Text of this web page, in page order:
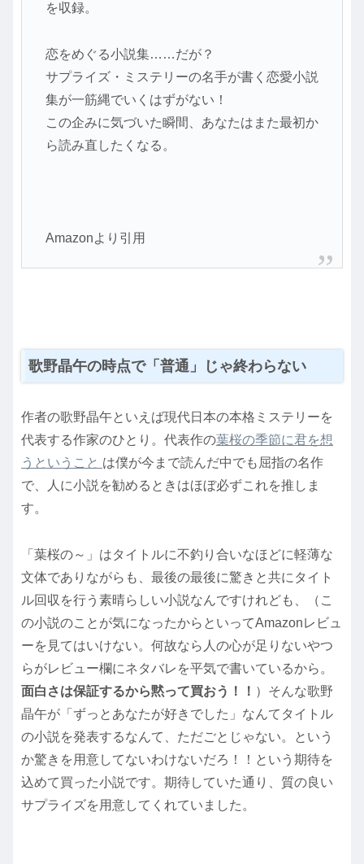
を収録。
恋をめぐる小説集……だが？
サプライズ・ミステリーの名手が書く恋愛小説
集が一筋縄でいくはずがない！
この企みに気づいた瞬間、あなたはまた最初か
ら読み直したくなる。
Amazonより引用
歌野晶午の時点で「普通」じゃ終わらない
作者の歌野晶午といえば現代日本の本格ミステリーを
代表する作家のひとり。代表作の葉桜の季節に君を想
うということ は僕が今まで読んだ中でも屈指の名作
で、人に小説を勧めるときはほぼ必ずこれを推しま
す。
「葉桜の～」はタイトルに不釣り合いなほどに軽薄な
文体でありながらも、最後の最後に驚きと共にタイト
ル回収を行う素晴らしい小説なんですけれども、（こ
の小説のことが気になったからといってAmazonレビュ
ーを見てはいけない。何故なら人の心が足りないやつ
らがレビュー欄にネタバレを平気で書いているから。
面白さは保証するから黙って買おう！！ ）そんな歌野
晶午が「ずっとあなたが好きでした」なんてタイトル
の小説を発表するなんて、ただごとじゃない。という
か驚きを用意してないわけないだろ！！という期待を
込めて買った小説です。期待していた通り、質の良い
サプライズを用意してくれていました。